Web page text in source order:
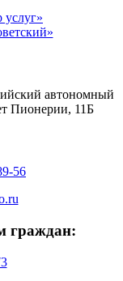
автономный
Пионерии, 11Б
56
граждан: